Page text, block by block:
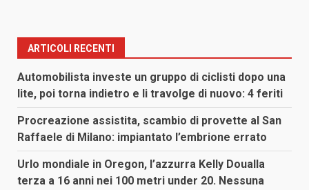
ARTICOLI RECENTI
Automobilista investe un gruppo di ciclisti dopo una
lite, poi torna indietro e li travolge di nuovo: 4 feriti
Procreazione assistita, scambio di provette al San
Raffaele di Milano: impiantato l’embrione errato
Urlo mondiale in Oregon, l’azzurra Kelly Doualla
terza a 16 anni nei 100 metri under 20. Nessuna